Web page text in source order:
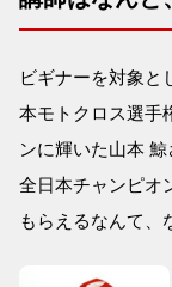
ビギナーを対象と
本モトクロス選手
ンに輝いた山本 鯨
全日本チャンピオ
もらえるなんて、